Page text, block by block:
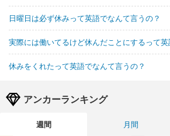
日曜日は必ず休みって英語でなんて言うの？
実際には働いてるけど休んだことにするって
休みをくれたって英語でなんて言うの？
アンカーランキング
週間 月間